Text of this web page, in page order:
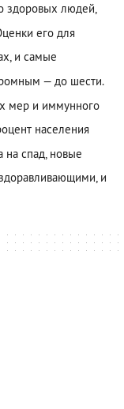
здоровых людей,
его для
и самые
— до шести.
мер и иммунного
населения
спад, новые
и